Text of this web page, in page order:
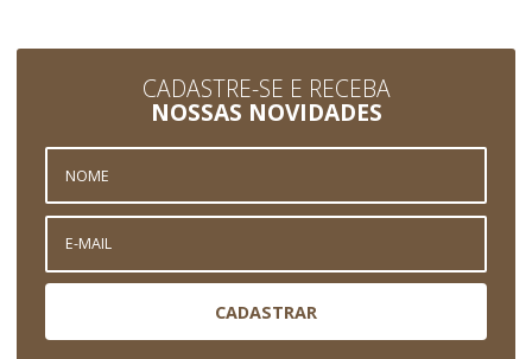
CADASTRE-SE E RECEBA
NOSSAS NOVIDADES
CADASTRAR